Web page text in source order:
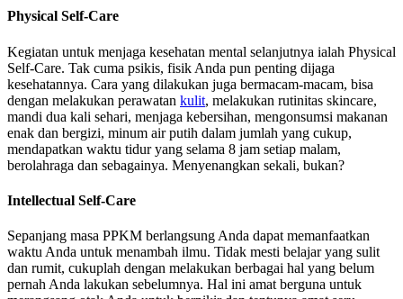
Physical Self-Care
Kegiatan untuk menjaga kesehatan mental selanjutnya ialah Physical
Self-Care. Tak cuma psikis, fisik Anda pun penting dijaga
kesehatannya. Cara yang dilakukan juga bermacam-macam, bisa
dengan melakukan perawatan kulit, melakukan rutinitas skincare,
mandi dua kali sehari, menjaga kebersihan, mengonsumsi makanan
enak dan bergizi, minum air putih dalam jumlah yang cukup,
mendapatkan waktu tidur yang selama 8 jam setiap malam,
berolahraga dan sebagainya. Menyenangkan sekali, bukan?
Intellectual Self-Care
Sepanjang masa PPKM berlangsung Anda dapat memanfaatkan
waktu Anda untuk menambah ilmu. Tidak mesti belajar yang sulit
dan rumit, cukuplah dengan melakukan berbagai hal yang belum
pernah Anda lakukan sebelumnya. Hal ini amat berguna untuk